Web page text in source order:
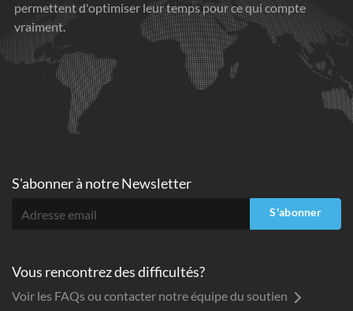
permettent d'optimiser leur temps pour ce qui compte
vraiment.
S'abonner à notre Newsletter
S'abonner
Vous rencontrez des difficultés?
Voir les FAQs ou contacter notre équipe du soutien